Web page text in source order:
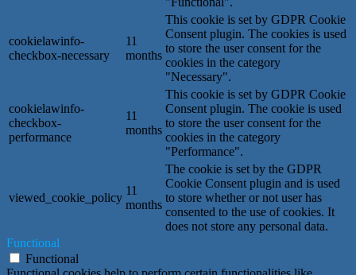
cookielawinfo-
checkbox-necessary
11
months
This cookie is set by GDPR Cookie
Consent plugin. The cookies is used
to store the user consent for the
cookies in the category
"Necessary".
cookielawinfo-
checkbox-
performance
11
months
This cookie is set by GDPR Cookie
Consent plugin. The cookie is used
to store the user consent for the
cookies in the category
"Performance".
viewed_cookie_policy
11
months
The cookie is set by the GDPR
Cookie Consent plugin and is used
to store whether or not user has
consented to the use of cookies. It
does not store any personal data.
Functional
Functional